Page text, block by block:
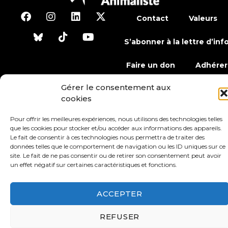
Gérer le consentement aux
cookies
Pour offrir les meilleures expériences, nous utilisons des technologies telles
que les cookies pour stocker et/ou accéder aux informations des appareils.
Le fait de consentir à ces technologies nous permettra de traiter des
données telles que le comportement de navigation ou les ID uniques sur ce
site. Le fait de ne pas consentir ou de retirer son consentement peut avoir
un effet négatif sur certaines caractéristiques et fonctions.
ACCEPTER
REFUSER
Contact Valeurs
S’abonner à la lettre
Faire un don Adhérer
Protection des données Mentions légales